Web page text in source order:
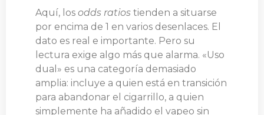
Aquí, los odds ratios tienden a situarse
por encima de 1 en varios desenlaces. El
dato es real e importante. Pero su
lectura exige algo más que alarma. «Uso
dual» es una categoría demasiado
amplia: incluye a quien está en transición
para abandonar el cigarrillo, a quien
simplemente ha añadido el vapeo sin